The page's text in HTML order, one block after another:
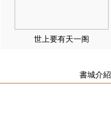
世上要有天一阁
書城介紹